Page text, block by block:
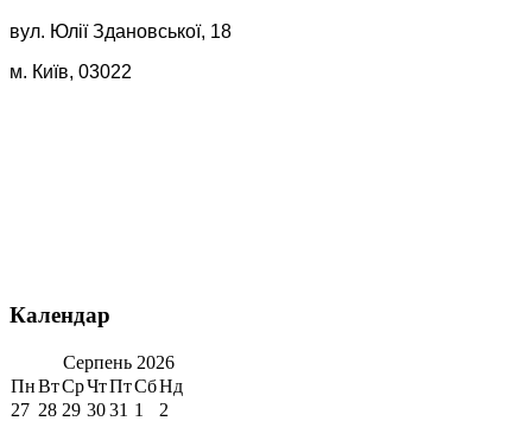
вул. Юлії Здановської, 18
м. Київ, 03022
Календар
Серпень 2026
ПнВтСрЧтПтСбНд
27 28 29 3031 1
2